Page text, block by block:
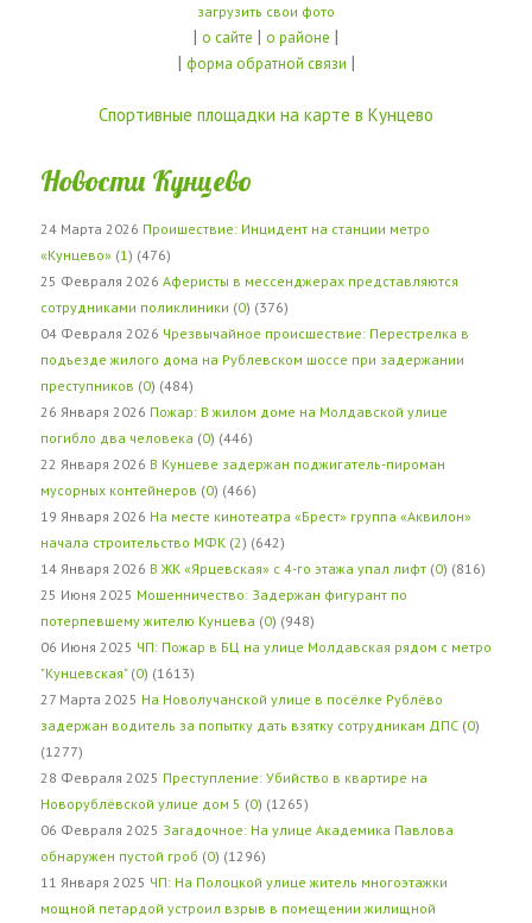
загрузить свои фото
| о сайте | о районе |
| форма обратной связи |
Спортивные площадки на карте в Кунцево
Новости Кунцево
24 Марта 2026 Проишествие: Инцидент на станции метро
«Кунцево» (1 ) (476)
25 Февраля 2026 Аферисты в мессенджерах представляются
сотрудниками поликлиники (0) (376)
04 Февраля 2026 Чрезвычайное происшествие: Перестрелка в
подъезде жилого дома на Рублевском шоссе при задержании
преступников (0) (484)
26 Января 2026 Пожар: В жилом доме на Молдавской улице
погибло два человека (0) (446)
22 Января 2026 В Кунцеве задержан поджигатель-пироман
мусорных контейнеров (0) (466)
19 Января 2026 На месте кинотеатра «Брест» группа «Аквилон»
начала строительство МФК (2) (642)
14 Января 2026 В ЖК «Ярцевская» с 4-го этажа упал лифт (0) (816)
25 Июня 2025 Мошенничество: Задержан фигурант по
потерпевшему жителю Кунцева (0) (948)
06 Июня 2025 ЧП: Пожар в БЦ на улице Молдавская рядом с метро
"Кунцевская" (0) (1613)
27 Марта 2025 На Новолучанской улице в посёлке Рублёво
задержан водитель за попытку дать взятку сотрудникам ДПС (0)
(1277)
28 Февраля 2025 Преступление: Убийство в квартире на
Новорублёвской улице дом 5 (0) (1265)
06 Февраля 2025 Загадочное: На улице Академика Павлова
обнаружен пустой гроб (0) (1296)
11 Января 2025 ЧП: На Полоцкой улице житель многоэтажки
мощной петардой устроил взрыв в помещении жилищной